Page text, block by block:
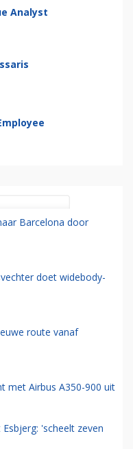
Analyst
Barcelona door
doet widebody-
route vanaf
met Airbus A350-900 uit
'scheelt zeven